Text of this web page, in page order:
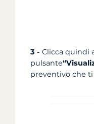
3 - Clicca quindi
pulsante
preventivo che ti